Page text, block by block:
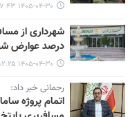
۱۴۰۵-۰۴-۳۰ ۱۷:۴۳
درصد عوارض
۱۴۰۵-۰۴-۳۰ ۱۲:۲۵
رحمانی خبر داد: